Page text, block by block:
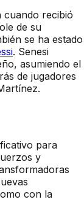
cuando recibió
de su
se ha estado
. Senesi
asumiendo el
de jugadores
para
y
con la